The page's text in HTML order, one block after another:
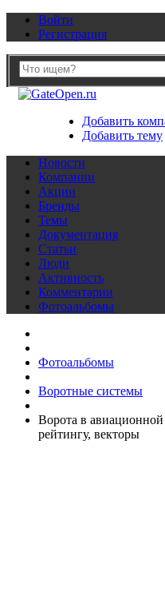
Войти
Регистрация
Добавить
Добавить тему
Новости
Компании
Акции
Бренды
Темы
Документация
Статьи
Люди
Активность
Комментарии
Фотоальбомы
Фотоальбомы
Воротные системы
Ворота в
рейтингу, векторы